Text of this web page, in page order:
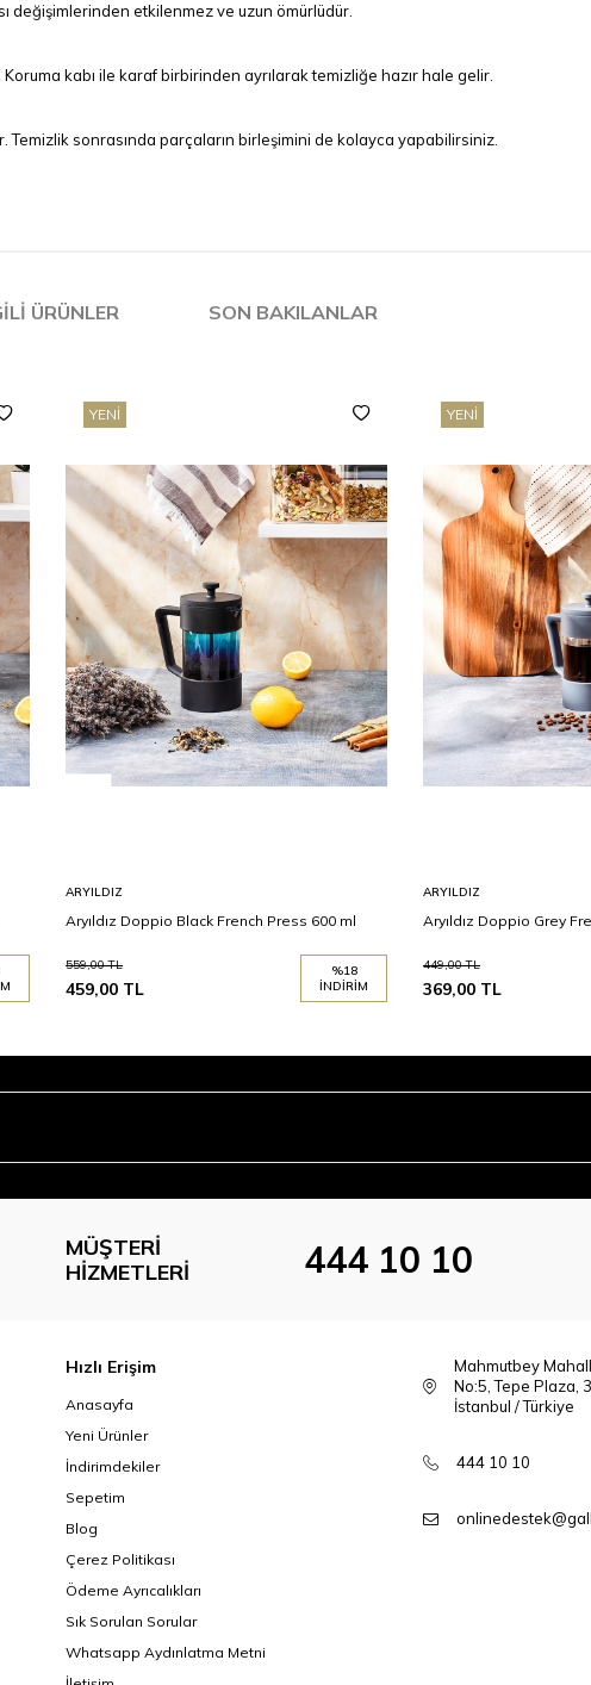
değişimlerinden etkilenmez ve uzun ömürlüdür.
Koruma kabı ile karaf birbirinden ayrılarak temizliğe hazır hale gelir.
sonrasında parçaların birleşimini de kolayca yapabilirsiniz.
ÜRÜNLER SON BAKILANLAR
YENI
ARYILDIZ
Aryıldız Doppio Black French Press 600 ml
559,00TL
459,00 TL
%18
İNDIRIM
YENI
ARYILDIZ
Aryıldız Doppio Grey
449,00TL
369,00 TL
MÜŞTERI
HIZMETLERI
444 10 10
Hızlı Erişim
Anasayfa
Yeni Ürünler
İndirimdekiler
Sepetim
Blog
Çerez Politikası
Ödeme Ayrıcalıkları
Sık Sorulan Sorular
Whatsapp Aydınlatma Metni
Mahmutbey
No:5, Tepe Plaza,
İstanbul / Türkiye
444 10 10